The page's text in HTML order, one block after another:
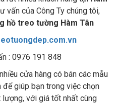
vấn của Công Ty chúng tôi,
hồ treo tường Hàm Tân
: 0976 191 848
cửa hàng có bán các mẫu
giúp bạn trong việc chọn
với giá tốt nhất cùng